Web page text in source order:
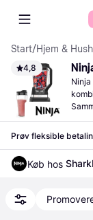
Start/Hjem &
4,8
der
Prøv fleksible
Køb hos